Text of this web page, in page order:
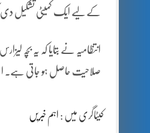
کے لیے ایک کمیٹی تشکیل دی
انتظامیہ نے بتایا کہ یہ بچہ
صلاحیت حاصل ہو جاتی ہے۔
کیٹاگری میں : اہم خبریں